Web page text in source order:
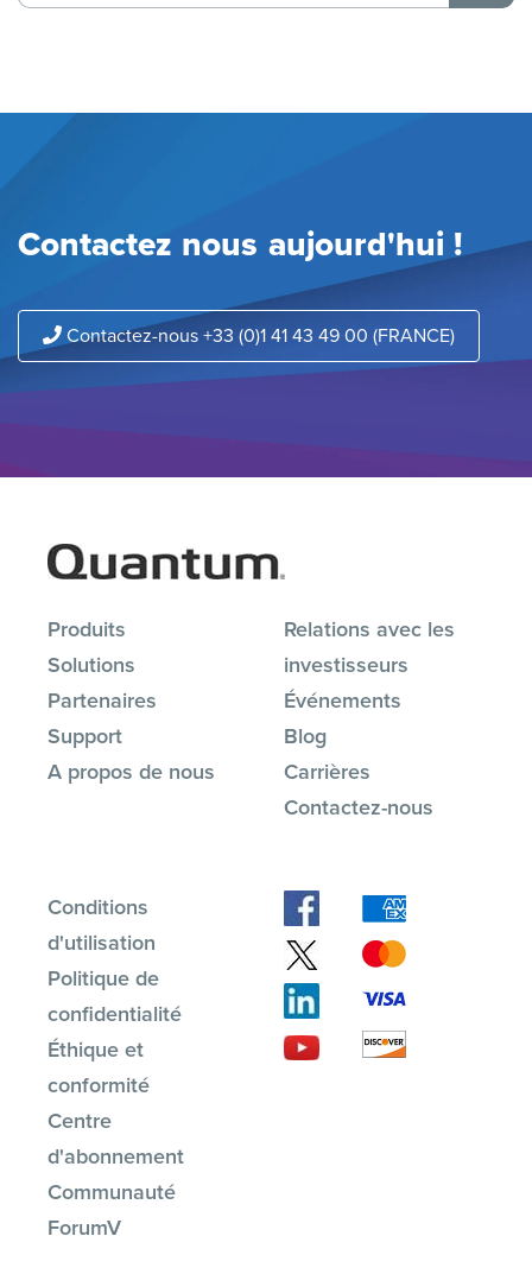
Contactez nous aujourd'hui !
Contactez-nous +33 (0)1 41 43 49 00 (FRANCE)
Produits
Solutions
Partenaires
Support
A propos de nous
Relations avec les
investisseurs
Événements
Blog
Carrières
Contactez-nous
Conditions
d'utilisation
Politique de
confidentialité
Éthique et
conformité
Centre
d'abonnement
Communauté
ForumV